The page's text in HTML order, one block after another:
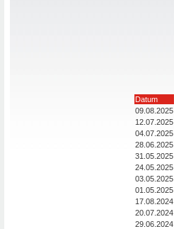
Datum
09.08.2025
12.07.2025
04.07.2025
28.06.2025
31.05.2025
24.05.2025
03.05.2025
01.05.2025
17.08.2024
20.07.2024
29.06.2024